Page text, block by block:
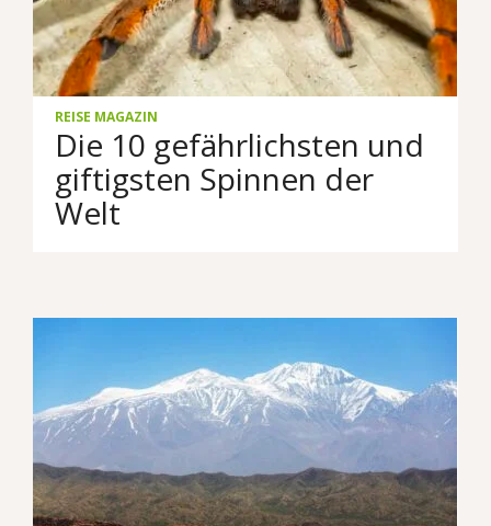
REISE MAGAZIN
Die 10 gefährlichsten und
giftigsten Spinnen der
Welt